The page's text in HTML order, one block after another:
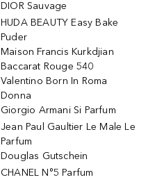
DIOR Sauvage
HUDA BEAUTY Easy Bake
Puder
Maison Francis Kurkdjian
Baccarat Rouge 540
Valentino Born In Roma
Donna
Giorgio Armani Si Parfum
Jean Paul Gaultier Le Male Le
Parfum
Douglas Gutschein
CHANEL N°5 Parfum